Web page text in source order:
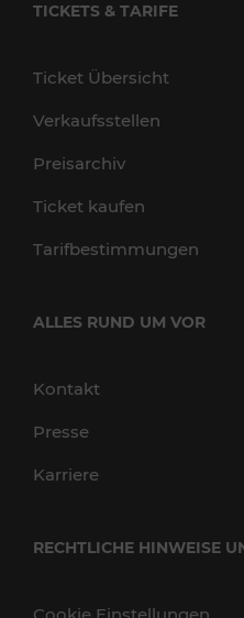
TICKETS & TARIFE
Ticket Übersicht
Verkaufsstellen
Preisarchiv
Ticket kaufen
Tarifbestimmungen
ALLES RUND UM VOR
Kontakt
Presse
Karriere
RECHTLICHE HINWEISE